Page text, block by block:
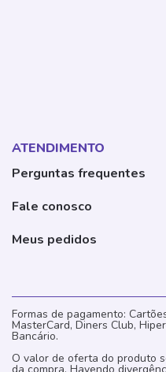
ATENDIMENTO
Perguntas frequentes
Fale conosco
Meus pedidos
Formas de pagamento:
MasterCard, Diners Club,
Bancário.
O valor de oferta do produto
da compra. Havendo